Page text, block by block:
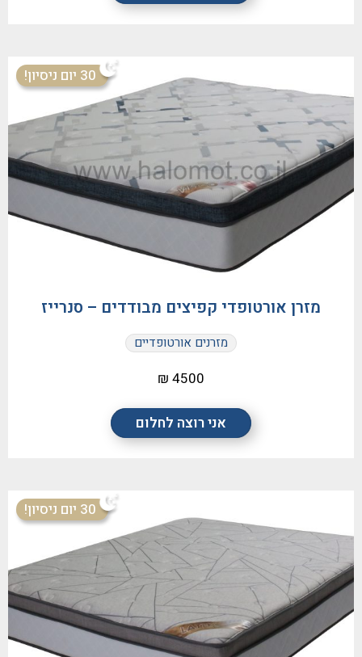
30 יום ניסיון!
אני רוצה לחלום
מזרן אורטופדי קפיצים מבודדים – סנרייז
מזרנים אורטופדיים
4500 ₪
30 יום ניסיון!